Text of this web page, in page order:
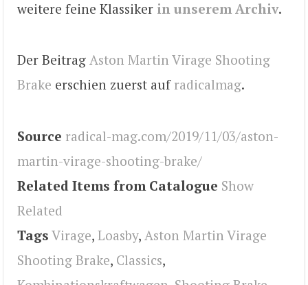
weitere feine Klassiker in unserem Archiv.
Der Beitrag Aston Martin Virage Shooting
Brake erschien zuerst auf radicalmag.
Source radical-mag.com/2019/11/03/aston-
martin-virage-shooting-brake/
Related Items from Catalogue Show
Related
Tags Virage, Loasby, Aston Martin Virage
Shooting Brake, Classics,